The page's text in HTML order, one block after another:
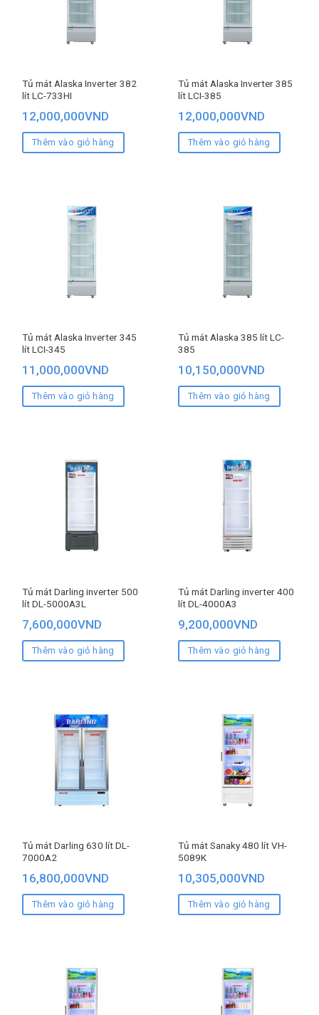
Tủ mát Alaska Inverter 382
lít LC-733HI
12,000,000VND
Thêm vào giỏ hàng
Tủ mát Alaska Inverter 385
lít LCI-385
12,000,000VND
Thêm vào giỏ hàng
Tủ mát Alaska Inverter 345
lít LCI-345
11,000,000VND
Thêm vào giỏ hàng
Tủ mát Alaska 385 lít LC-
385
10,150,000VND
Thêm vào giỏ hàng
Tủ mát Darling inverter 500
lít DL-5000A3L
7,600,000VND
Thêm vào giỏ hàng
Tủ mát Darling inverter 400
lít DL-4000A3
9,200,000VND
Thêm vào giỏ hàng
Tủ mát Darling 630 lít DL-
7000A2
16,800,000VND
Thêm vào giỏ hàng
Tủ mát Sanaky 480 lít VH-
5089K
10,305,000VND
Thêm vào giỏ hàng